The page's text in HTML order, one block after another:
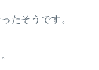
たそうです。